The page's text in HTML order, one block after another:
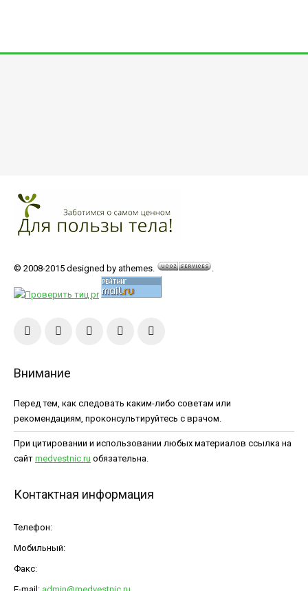
© 2008-2015 designed by athemes. .
Внимание
Перед тем, как следовать каким-либо советам или
рекомендациям, проконсультируйтесь с врачом.
При цитировании и использовании любых материалов ссылка на
сайт medvestnic.ru обязательна.
Контактная информация
Телефон:
Мобильный:
Факс: